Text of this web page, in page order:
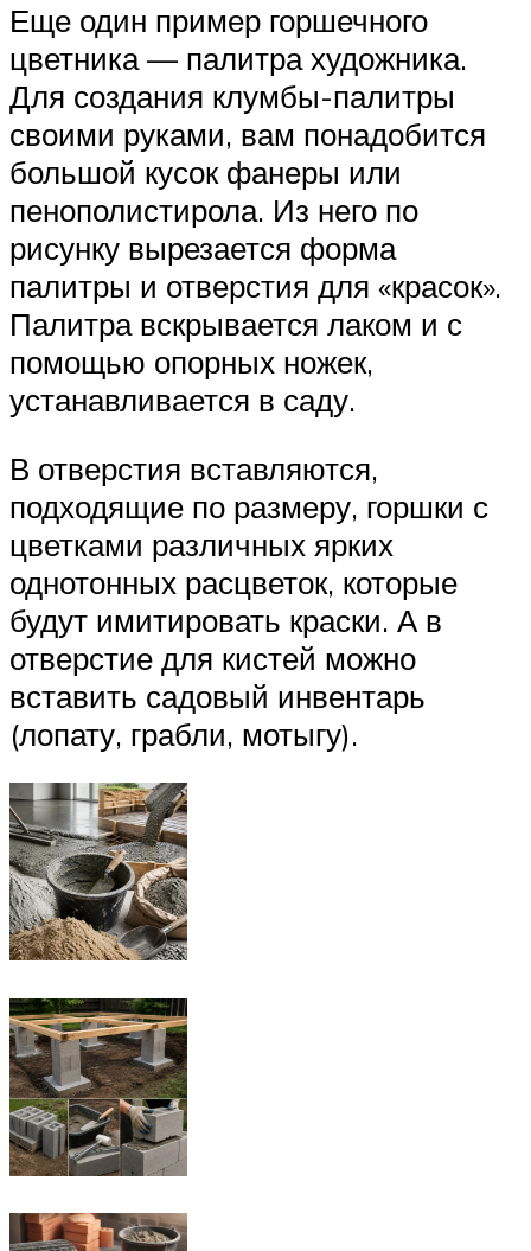
Еще один пример горшечного
цветника — палитра художника.
Для создания клумбы-палитры
своими руками, вам понадобится
большой кусок фанеры или
пенополистирола. Из него по
рисунку вырезается форма
палитры и отверстия для «красок».
Палитра вскрывается лаком и с
помощью опорных ножек,
устанавливается в саду.
В отверстия вставляются,
подходящие по размеру, горшки с
цветками различных ярких
однотонных расцветок, которые
будут имитировать краски. А в
отверстие для кистей можно
вставить садовый инвентарь
(лопату, грабли, мотыгу).